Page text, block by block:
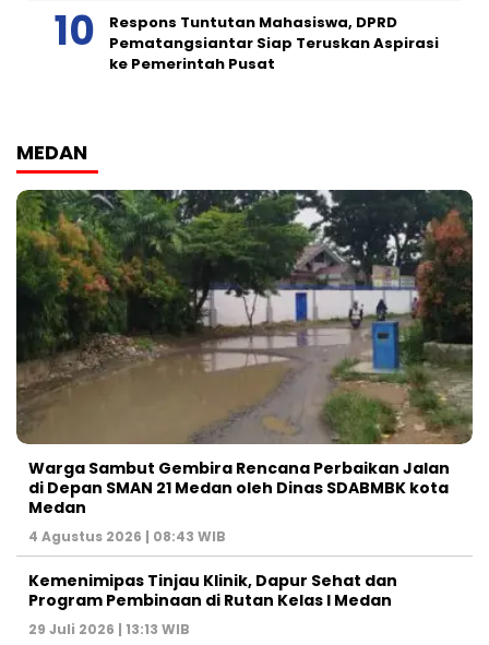
Respons Tuntutan Mahasiswa, DPRD
Pematangsiantar Siap Teruskan Aspirasi
ke Pemerintah Pusat
MEDAN
Warga Sambut Gembira Rencana Perbaikan Jalan
di Depan SMAN 21 Medan oleh Dinas SDABMBK kota
Medan
4 Agustus 2026 | 08:43 WIB
Kemenimipas Tinjau Klinik, Dapur Sehat dan
Program Pembinaan di Rutan Kelas I Medan
29 Juli 2026 | 13:13 WIB